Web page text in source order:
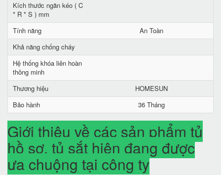
Kích thước ngăn kéo ( C
* R * S ) mm
Tính năng
An Toàn
Khả năng chống cháy
Hệ thống khóa liên hoàn
thông minh
Thương hiệu
HOMESUN
Bảo hành
36 Tháng
Giới thiệu về các sản phẩm tủ
hồ sơ, tủ sắt hiện đang được
ưa chuộng tại công ty